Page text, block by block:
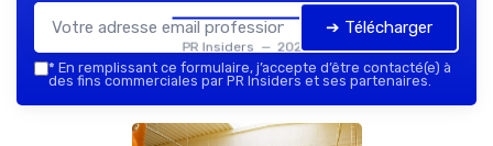
PR Insiders — 2026
➔ Télécharger
* En remplissant ce formulaire, j’accepte d’être contacté(e) à
des fins commerciales par PR Insiders et ses partenaires.